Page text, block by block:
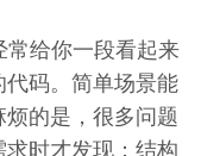
常给你一段看起来
码。简单场景能
的是，很多问题
时才发现：结构